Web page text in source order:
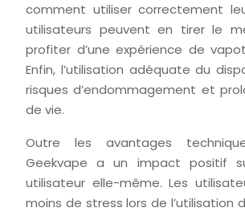
comment utiliser correctement
utilisateurs peuvent en tirer le
profiter d’une expérience de
Enfin, l’utilisation adéquate du
risques d’endommagement et
de vie.
Outre les avantages
Geekvape a un impact positif
utilisateur elle-même. Les
moins de stress lors de l’utilisation